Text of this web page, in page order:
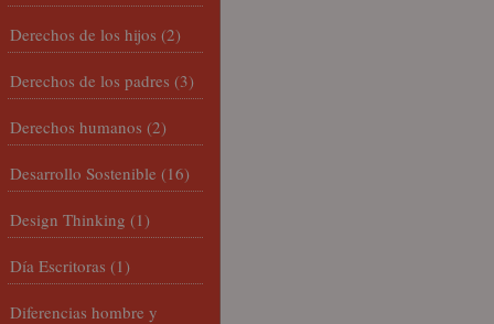
Derechos de los hijos (2)
Derechos de los padres (3)
Derechos humanos (2)
Desarrollo Sostenible (16)
Design Thinking (1)
Día Escritoras (1)
Diferencias hombre y